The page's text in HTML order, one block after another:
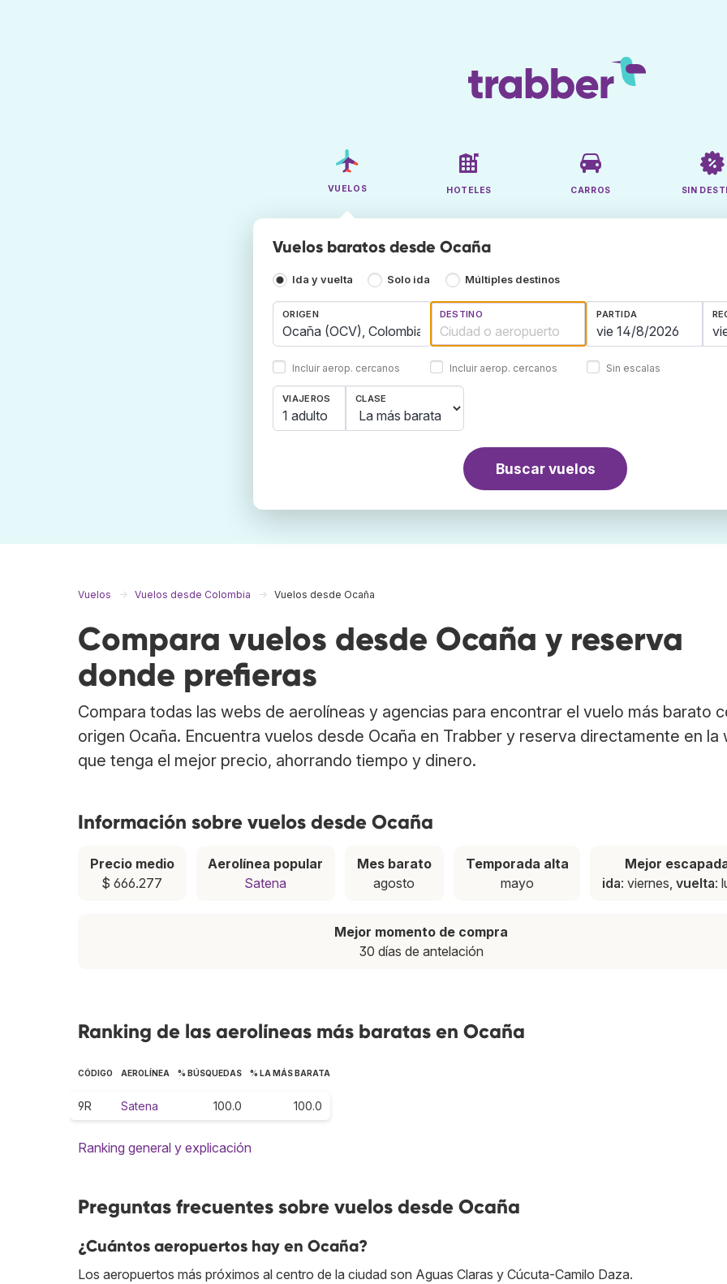
VUELOS HOTELES CARROS SIN
Vuelos baratos desde Ocaña
Ida y vuelta Solo ida Múltiples destinos
ORIGEN
Incluir aerop. cercanos
DESTINO
Incluir aerop. cercanos
PARTIDA
Sin escalas
VIAJEROS
1 adulto
CLASE
Buscar vuelos
Vuelos Vuelos desde Colombia Vuelos desde Ocaña
Compara vuelos desde Ocaña y reserva
donde prefieras
Compara todas las webs de aerolíneas y agencias para encontrar el vuelo más barato
origen Ocaña. Encuentra vuelos desde Ocaña en Trabber y reserva directamente en la
que tenga el mejor precio, ahorrando tiempo y dinero.
Información sobre vuelos desde Ocaña
Precio medio
$ 666.277
Aerolínea popular
Satena
Mes barato
agosto
Temporada alta
mayo
Mejor
ida: viernes,vuelta:
Mejor momento de compra
30 días de antelación
Ranking de las aerolíneas más baratas en Ocaña
CÓDIGO AEROLÍNEA % BÚSQUEDAS % LA MÁS BARATA
9R Satena 100.0 100.0
Ranking general y explicación
Preguntas frecuentes sobre vuelos desde Ocaña
¿Cuántos aeropuertos hay en Ocaña?
Los aeropuertos más próximos al centro de la ciudad son Aguas Claras y Cúcuta-Camilo Daza.